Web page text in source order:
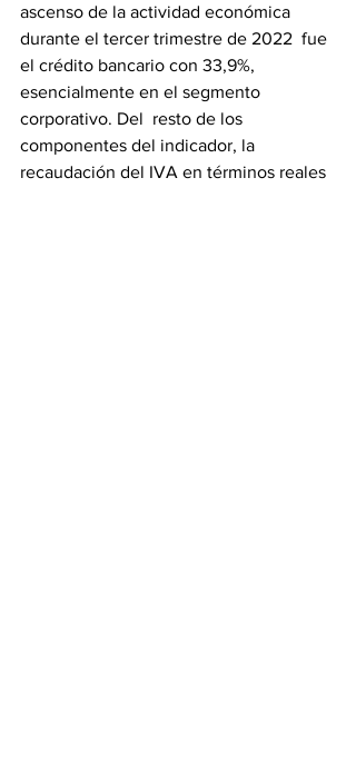
ascenso de la actividad económica
durante el tercer trimestre de 2022  fue
el crédito bancario con 33,9%,
esencialmente en el segmento
corporativo. Del  resto de los
componentes del indicador, la
recaudación del IVA en términos reales